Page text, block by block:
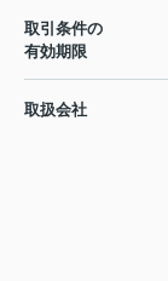
取引条件の
有効期限
取扱会社